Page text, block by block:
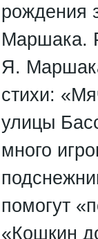
рождения
Маршака.
Я.
стихи:
улицы
много
помогут
«Кошкин